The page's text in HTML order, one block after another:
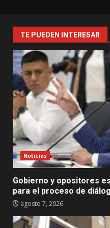
TE PUEDEN INTERESAR
Noticias
Gobierno y opositores
para el proceso de
agosto 7, 2026